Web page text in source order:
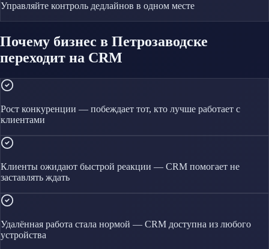
Управляйте контроль дедлайнов в одном месте
Почему бизнес в Петрозаводске
переходит на CRM
Рост конкуренции — побеждает тот, кто лучше работает с
клиентами
Клиенты ожидают быстрой реакции — CRM помогает не
заставлять ждать
Удалённая работа стала нормой — CRM доступна из любого
устройства